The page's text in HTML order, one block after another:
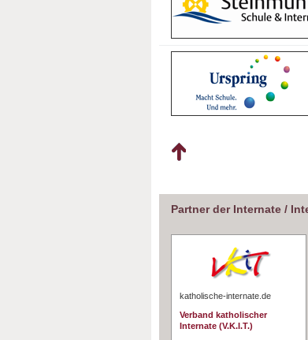
Partner der Internate /
katholische-internate.de
Verband katholischer
Internate (V.K.I.T.)